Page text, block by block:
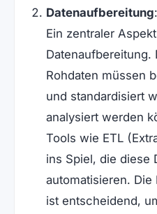
Datenaufbereitung:
Ein zentraler
Datenaufbereitung.
Rohdaten müssen
und standardisiert
analysiert werden
Tools wie ETL
ins Spiel, die diese
automatisieren. Die
ist entscheidend,